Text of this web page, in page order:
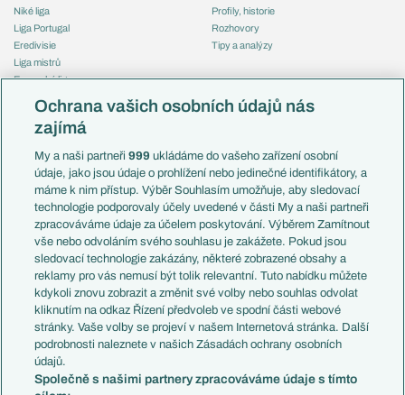
Niké liga
Liga Portugal
Eredivisie
Liga mistrů
Evropská liga
Mistrovství světa
Liga národů
Témata
Představení týmů MS
EuroSkauting
PL v kostce
Evropské koeficienty
Přestupy
Přestupové spekulace
Zranění
Kluby
Arsenal FC
Chelsea FC
Manchester United
Profily, historie
Rozhovory
Tipy a analýzy
Česko
Francie
Itálie
Německo
Španělsko
Argentina
Brazílie
Přestupy
Zápasy
Livescore
Tipovací soutěž
Ochrana vašich osobních údajů nás
zajímá
My a naši partneři999 ukládáme do vašeho zařízení osobní
údaje, jako jsou údaje o prohlížení nebo jedinečné identifikátory, a
máme k nim přístup. Výběr Souhlasím umožňuje, aby sledovací
technologie podporovaly účely uvedené v části My a naši partneři
zpracováváme údaje za účelem poskytování. Výběrem Zamítnout
vše nebo odvoláním svého souhlasu je zakážete. Pokud jsou
sledovací technologie zakázány, některé zobrazené obsahy a
reklamy pro vás nemusí být tolik relevantní. Tuto nabídku můžete
kdykoli znovu zobrazit a změnit své volby nebo souhlas odvolat
kliknutím na odkaz Řízení předvoleb ve spodní části webové
stránky. Vaše volby se projeví v našem Internetová stránka. Další
podrobnosti naleznete v našich Zásadách ochrany osobních
údajů.
Společně s našimi partnery zpracováváme údaje s tímto